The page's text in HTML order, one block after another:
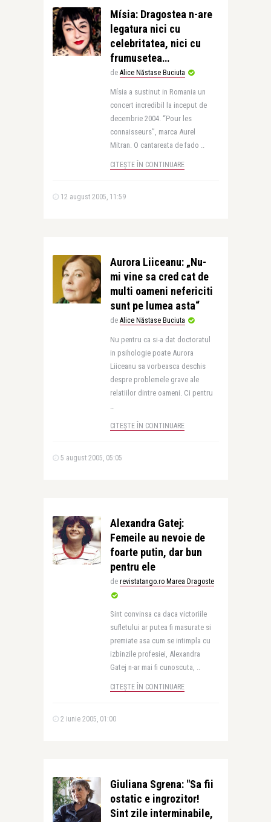
Mísia: Dragostea n-are
legatura nici cu
celebritatea, nici cu
frumusetea…
de Alice Năstase Buciuta
Mísia a sustinut in Romania un
concert incredibil la inceput de
decembrie 2004. “Pour les
connaisseurs”, marca Aurel
Mitran. O cantareata de fado ..
CITEȘTE ÎN CONTINUARE
12 august 2005, 11:59
Aurora Liiceanu: „Nu-
mi vine sa cred cat de
multi oameni nefericiti
sunt pe lumea asta“
de Alice Năstase Buciuta
Nu pentru ca si-a dat doctoratul
in psihologie poate Aurora
Liiceanu sa vorbeasca deschis
despre problemele grave ale
relatiilor dintre oameni. Ci pentru
..
CITEȘTE ÎN CONTINUARE
5 august 2005, 05:05
Alexandra Gatej:
Femeile au nevoie de
foarte putin, dar bun
pentru ele
de revistatango.ro Marea Dragoste
Sint convinsa ca daca victoriile
sufletului ar putea fi masurate si
premiate asa cum se intimpla cu
izbinzile profesiei, Alexandra
Gatej n-ar mai fi cunoscuta, ..
CITEȘTE ÎN CONTINUARE
2 iunie 2005, 01:00
Giuliana Sgrena: "Sa fii
ostatic e ingrozitor!
Sint zile interminabile,